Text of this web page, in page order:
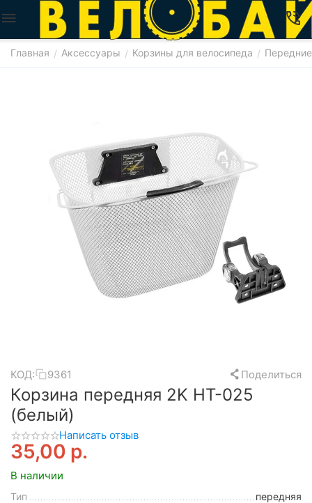
Главная / Аксессуары / Корзины для велосипеда / Передние
КОД: 9361 Поделиться
Корзина передняя 2K HT-025
(белый)
Написать отзыв
35,00 р.
В наличии
Тип
передняя